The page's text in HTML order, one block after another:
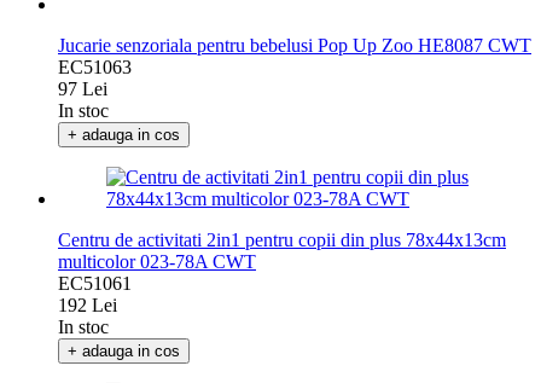
Jucarie senzoriala pentru bebelusi Pop Up Zoo HE8087 CWT
EC51063
97 Lei
In stoc
Centru de activitati 2in1 pentru copii din plus 78x44x13cm
multicolor 023-78A CWT
EC51061
192 Lei
In stoc